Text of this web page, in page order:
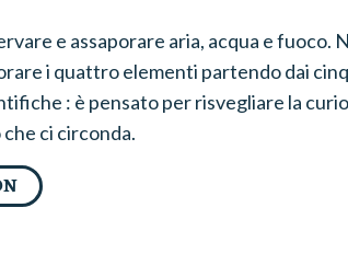
e assaporare aria, acqua e fuoco.
i quattro elementi partendo dai
: è pensato per risvegliare la
ci circonda.